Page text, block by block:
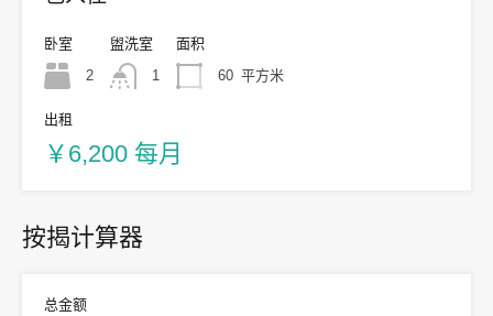
卧室
2
盥洗室
1
面积
60 平方米
出租
￥6,200 每月
按揭计算器
总金额